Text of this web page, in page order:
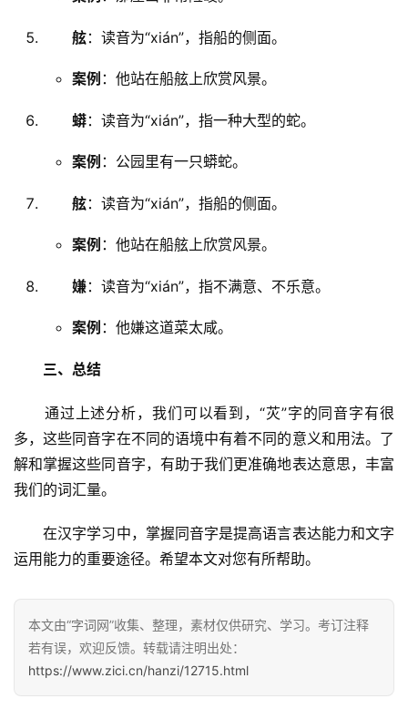
汉
组
词
舷：读音为“xián”，指船的侧面。
案例 ：他站在船舷上欣赏风景。
蟒：读音为“xián”，指一种大型的蛇。
案例 ：公园里有一只蟒蛇。
舷：读音为“xián”，指船的侧面。
案例 ：他站在船舷上欣赏风景。
嫌：读音为“xián”，指不满意、不乐意。
案例 ：他嫌这道菜太咸。
三、总结
通过上述分析，我们可以看到，“苂”字的同音字有很
多，这些同音字在不同的语境中有着不同的意义和用法。了
解和掌握这些同音字，有助于我们更准确地表达意思，丰富
我们的词汇量。
在汉字学习中，掌握同音字是提高语言表达能力和文字
运用能力的重要途径。希望本文对您有所帮助。
本文由“字词网”收集、整理，素材仅供研究、学习。考订注释
若有误，欢迎反馈。转载请注明出处：
https://www.zici.cn/hanzi/12715.html